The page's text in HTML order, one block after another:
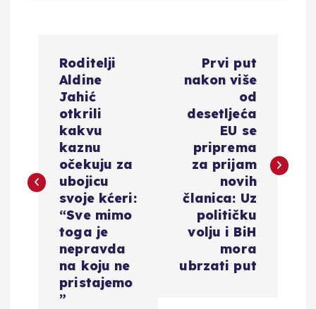
g
Roditelji
Aldine
Jahić
otkrili
kakvu
kaznu
očekuju za
ubojicu
svoje kćeri:
“Sve mimo
toga je
nepravda
na koju ne
pristajemo
”
Prvi put
nakon više
od
desetljeća
EU se
priprema
za prijam
novih
članica: Uz
političku
volju i BiH
mora
ubrzati put